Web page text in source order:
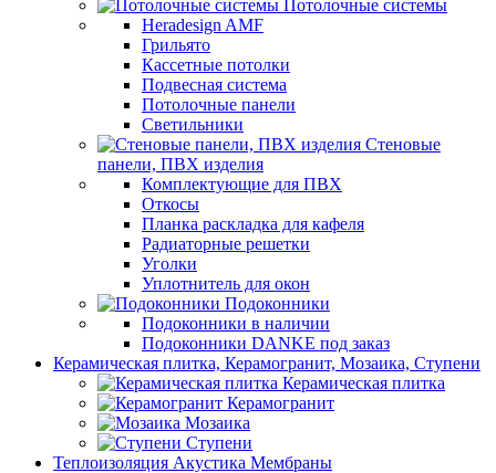
Потолочные системы
Heradesign AMF
Грильято
Кассетные потолки
Подвесная система
Потолочные панели
Светильники
Стеновые
панели, ПВХ изделия
Комплектующие для ПВХ
Откосы
Планка раскладка для кафеля
Радиаторные решетки
Уголки
Уплотнитель для окон
Подоконники
Подоконники в наличии
Подоконники DANKE под заказ
Керамическая плитка, Керамогранит, Мозаика, Ступени
Керамическая плитка
Керамогранит
Мозаика
Ступени
Теплоизоляция Акустика Мембраны